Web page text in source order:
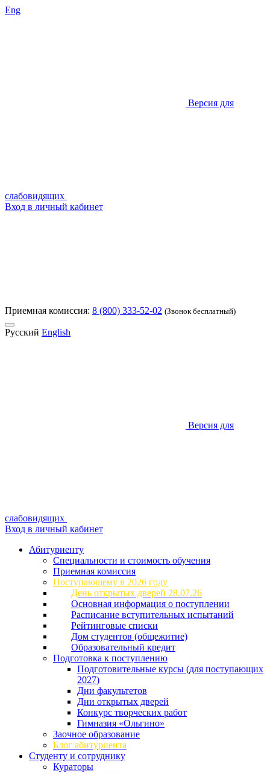
Eng
Версия для
слабовидящих
Вход в личный кабинет
Приемная комиссия: 8 (800) 333-52-02 (Звонок бесплатный)
Русский English
Версия для
слабовидящих
Вход в личный кабинет
Абитуриенту
Специальности и стоимость обучения
Приемная комиссия
Поступающему в 2026 году
День открытых дверей 28.07.26
Основная информация о поступлении
Расписание вступительных испытаний
Рейтинговые списки
Дом студентов (общежитие)
Образовательный кредит
Подготовка к поступлению
Подготовительные курсы (для поступающих
2027)
Дни факультетов
Дни открытых дверей
Конкурс творческих работ
Гимназия «Ольгино»
Заочное образование
Блог абитуриента
Студенту и сотруднику
Кураторы